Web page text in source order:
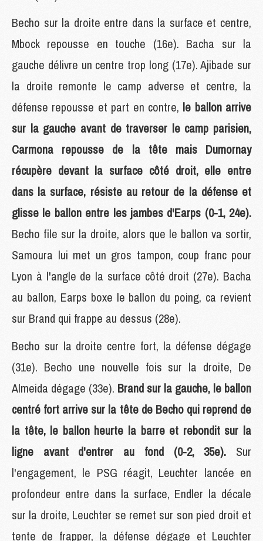
Becho sur la droite entre dans la surface et centre,
Mbock repousse en touche (16e). Bacha sur la
gauche délivre un centre trop long (17e). Ajibade sur
la droite remonte le camp adverse et centre, la
défense repousse et part en contre, le ballon arrive
sur la gauche avant de traverser le camp parisien,
Carmona repousse de la tête mais Dumornay
récupère devant la surface côté droit, elle entre
dans la surface, résiste au retour de la défense et
glisse le ballon entre les jambes d'Earps (0-1, 24e).
Becho file sur la droite, alors que le ballon va sortir,
Samoura lui met un gros tampon, coup franc pour
Lyon à l'angle de la surface côté droit (27e). Bacha
au ballon, Earps boxe le ballon du poing, ca revient
sur Brand qui frappe au dessus (28e).
Becho sur la droite centre fort, la défense dégage
(31e). Becho une nouvelle fois sur la droite, De
Almeida dégage (33e). Brand sur la gauche, le ballon
centré fort arrive sur la tête de Becho qui reprend de
la tête, le ballon heurte la barre et rebondit sur la
ligne avant d'entrer au fond (0-2, 35e). Sur
l'engagement, le PSG réagit, Leuchter lancée en
profondeur entre dans la surface, Endler la décale
sur la droite, Leuchter se remet sur son pied droit et
tente de frapper, la défense dégage et Leuchter